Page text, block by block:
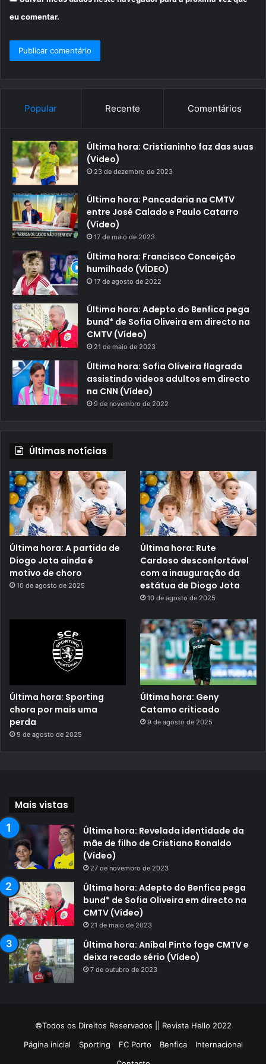
eu comentar.
Popular Recente Comentários
Última hora: Cristianinho faz das suas
(Video)
23 de dezembro de 2023
Última hora: Pancadaria na CMTV
entre José Calado e Paulo Catarro
(Vídeo)
17 de maio de 2023
Última hora: Francisco Conceição
humilhado (VÍDEO)
17 de agosto de 2022
Última hora: Adepto do Benfica pega
bund* de Sofia Oliveira em directo na
CMTV (Vídeo)
21 de maio de 2023
Última hora: Sofia Oliveira flagrada
assistindo videos adultos em directo
na CNN (Vídeo)
9 de novembro de 2022
Últimas notícias
Última hora: A partida de
Diogo Jota ainda é
motivo de choro
10 de agosto de 2025
Última hora: Rute
Cardoso desconfortável
com a inauguração da
estátua de Diogo Jota
10 de agosto de 2025
Última hora: Sporting
chora por mais uma
perda
9 de agosto de 2025
Última hora: Geny
Catamo criticado
9 de agosto de 2025
Mais vistas
Última hora: Revelada identidade da
mãe de filho de Cristiano Ronaldo
(Vídeo)
27 de novembro de 2023
Última hora: Adepto do Benfica pega
bund* de Sofia Oliveira em directo na
CMTV (Vídeo)
21 de maio de 2023
Última hora: Aníbal Pinto foge CMTV e
deixa recado sério (Vídeo)
7 de outubro de 2023
©Todos os Direitos Reservados || Revista Hello 2022
Página inicial
Sporting FC Porto Benfica
Internacional